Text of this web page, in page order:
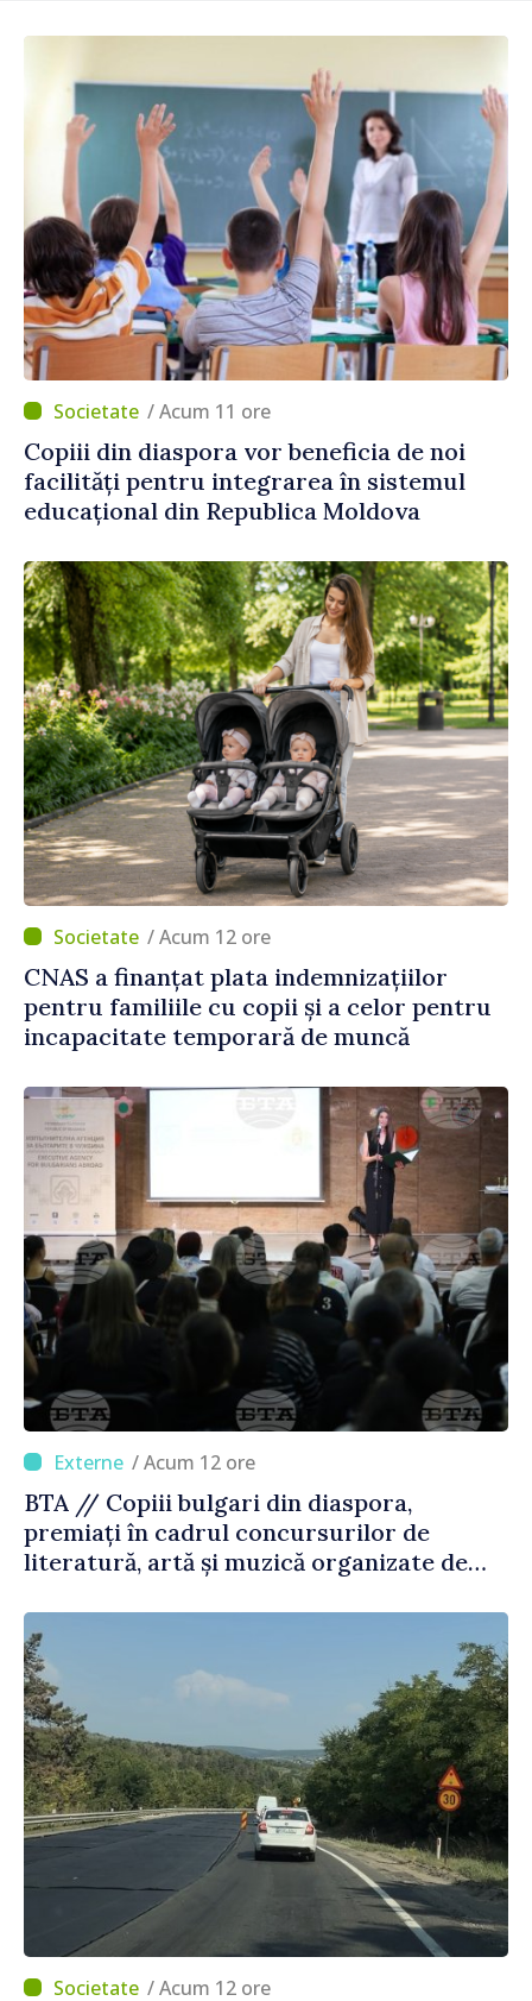
/ Acum 11 ore
Copiii din diaspora vor beneficia de noi
facilități pentru integrarea în sistemul
educațional din Republica Moldova
/ Acum 12 ore
CNAS a finanțat plata indemnizațiilor
pentru familiile cu copii și a celor pentru
incapacitate temporară de muncă
/ Acum 12 ore
BTA // Copiii bulgari din diaspora,
premiați în cadrul concursurilor de
literatură, artă și muzică organizate de
Străinătate
/ Acum 12 ore